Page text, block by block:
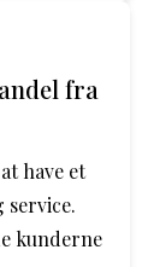
fra
have et
kunderne